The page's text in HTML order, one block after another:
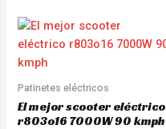
o
u
o
f
5
Patinetes eléctricos
El mejor scooter eléctrico
r803o16 7000W 90 kmph